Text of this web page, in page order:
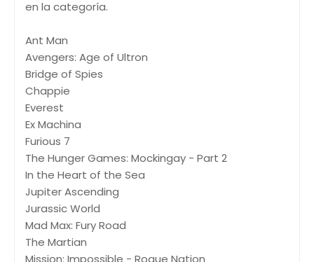
en la categoría.
Ant Man
Avengers: Age of Ultron
Bridge of Spies
Chappie
Everest
Ex Machina
Furious 7
The Hunger Games: Mockingay - Part 2
In the Heart of the Sea
Jupiter Ascending
Jurassic World
Mad Max: Fury Road
The Martian
Mission: Impossible - Rogue Nation